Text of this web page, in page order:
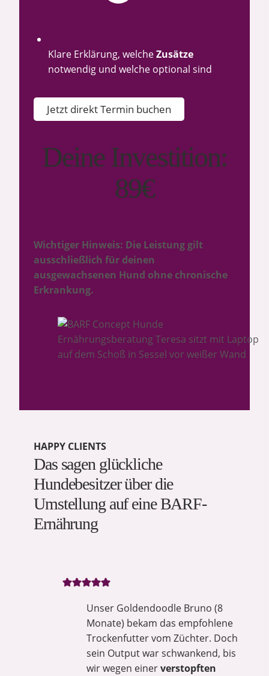
Klare Erklärung, welcheZusätze
notwendig und welche optional sind
Jetzt direkt Termin buchen
Deine Investition:
89€
Wichtiger Hinweis: Die Leistung gilt
ausschließlich für deinen
ausgewachsenen Hund ohne chronische
Erkrankung.
HAPPY CLIENTS
Das sagen glückliche
Hundebesitzer über die
Umstellung auf eine BARF-
Ernährung
Unser Goldendoodle Bruno (8
Monate) bekam das empfohlene
Trockenfutter vom Züchter. Doch
sein Output war schwankend, bis
wir wegen einerverstopften